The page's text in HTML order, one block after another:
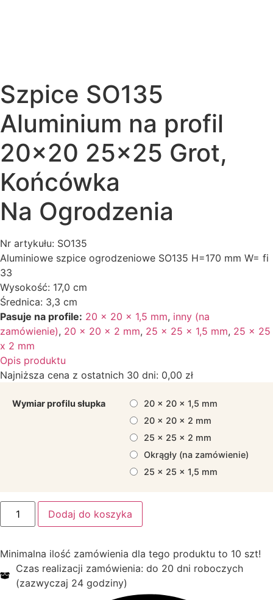
Szpice SO135
Aluminium na profil
20×20 25×25 Grot,
Końcówka
Na Ogrodzenia
Nr artykułu: SO135
Aluminiowe szpice ogrodzeniowe SO135 H=170 mm W= fi
33
Wysokość: 17,0 cm
Średnica: 3,3 cm
Pasuje na profile: 20 x 20 x 1,5 mm, inny (na
zamówienie), 20 x 20 x 2 mm, 25 x 25 x 1,5 mm, 25 x 25
x 2 mm
Opis produktu
Najniższa cena z ostatnich 30 dni: 0,00 zł
Wymiar profilu słupka
20 x 20 x 1,5 mm
20 x 20 x 2 mm
25 x 25 x 2 mm
Okrągły (na zamówienie)
25 x 25 x 1,5 mm
ilość
Szpice
SO135
profil
20x20
25x25
Grot,
Końcówka
Dodaj do koszyka
Minimalna ilość zamówienia dla tego produktu to 10 szt!
Czas realizacji zamówienia: do 20 dni roboczych
(zazwyczaj 24 godziny)